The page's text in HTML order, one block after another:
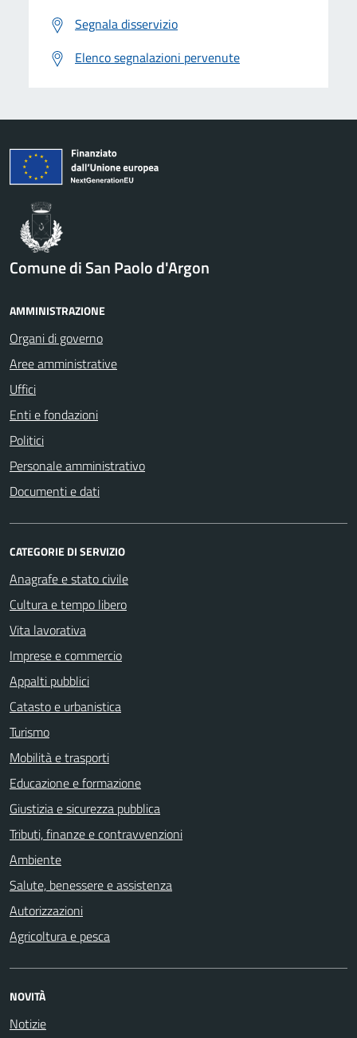
Segnala disservizio
Elenco segnalazioni pervenute
Comune di San Paolo d'Argon
AMMINISTRAZIONE
Organi di governo
Aree amministrative
Uffici
Enti e fondazioni
Politici
Personale amministrativo
Documenti e dati
CATEGORIE DI SERVIZIO
Anagrafe e stato civile
Cultura e tempo libero
Vita lavorativa
Imprese e commercio
Appalti pubblici
Catasto e urbanistica
Turismo
Mobilità e trasporti
Educazione e formazione
Giustizia e sicurezza pubblica
Tributi, finanze e contravvenzioni
Ambiente
Salute, benessere e assistenza
Autorizzazioni
Agricoltura e pesca
NOVITÀ
Notizie